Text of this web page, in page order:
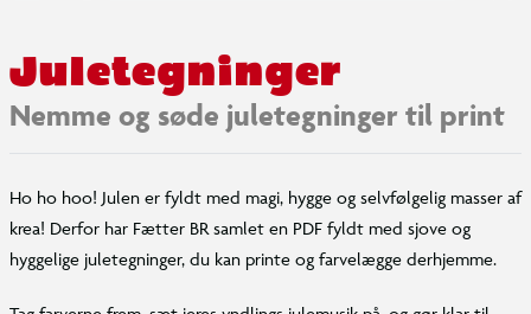
Juletegninger
Nemme og søde juletegninger til print
Ho ho hoo! Julen er fyldt med magi, hygge og selvfølgelig masser af
krea! Derfor har Fætter BR samlet en PDF fyldt med sjove og
hyggelige juletegninger, du kan printe og farvelægge derhjemme.